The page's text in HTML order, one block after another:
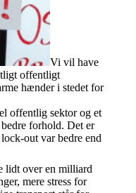
Vi vil have
offentligt
hænder i stedet for
offentlig sektor og et
forhold. Det er
out var bedre end
lidt over en milliard
mere stress for